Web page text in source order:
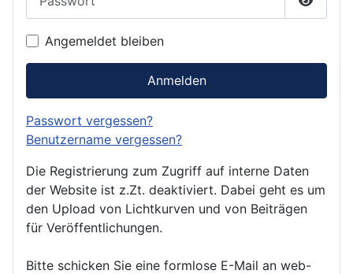
Angemeldet bleiben
Anmelden
Passwort vergessen?
Benutzername vergessen?
Die Registrierung zum Zugriff auf interne Daten
der Website ist z.Zt. deaktiviert. Dabei geht es um
den Upload von Lichtkurven und von Beiträgen
für Veröffentlichungen.
Bitte schicken Sie eine formlose E-Mail an web-